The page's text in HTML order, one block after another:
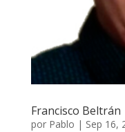
Francisco Beltrán
por Pablo | Sep 16,